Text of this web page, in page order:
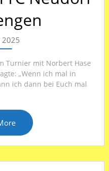
2025
Turnier mit Norbert Hase
„Wenn ich mal in
ich dann bei Euch mal